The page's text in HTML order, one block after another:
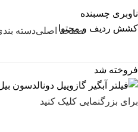
ناوبری چسبنده
کشش ردیف و محتواصفحه اصلیدسته
فروخته شد
برای بزرگنمایی کلیک کنید